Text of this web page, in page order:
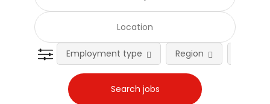
Employment type Region